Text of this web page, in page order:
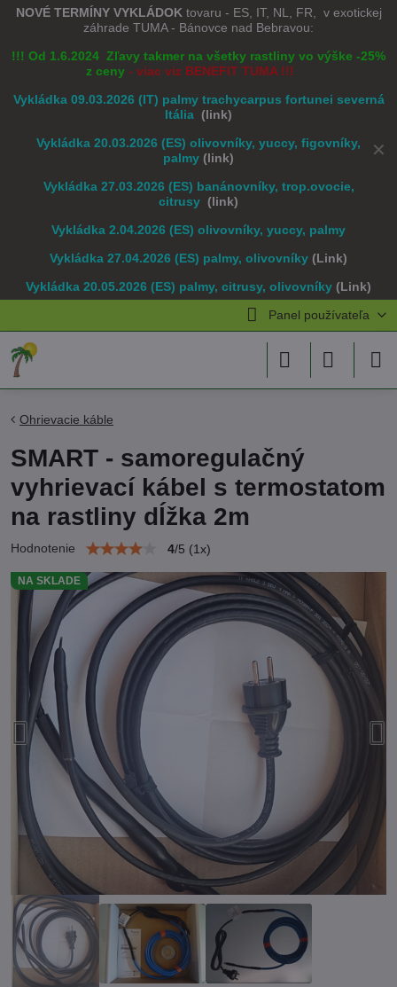
✕
NOVÉ TERMÍNY VYKLÁDOK tovaru - ES, IT, NL, FR, v exotickej
záhrade TUMA - Bánovce nad Bebravou:
!!! Od 1.6.2024 Zľavy takmer na všetky rastliny vo výške -25%
z ceny - viac viz BENEFIT TUMA !!!
Vykládka 09.03.2026 (IT) palmy trachycarpus fortunei severná
Itália (link)
Vykládka 20.03.2026 (ES) olivovníky, yuccy, figovníky,
palmy (link)
Vykládka 27.03.2026 (ES) banánovníky, trop.ovocie,
citrusy (link)
Vykládka 2.04.2026 (ES) olivovníky, yuccy, palmy
Vykládka 27.04.2026 (ES) palmy, olivovníky (Link)
Vykládka 20.05.2026 (ES) palmy, citrusy, olivovníky (Link)
Panel používateľa
NA SKLADE
Ohrievacie káble
SMART - samoregulačný
vyhrievací kábel s termostatom
na rastliny dĺžka 2m
Hodnotenie 4/5 (1x)